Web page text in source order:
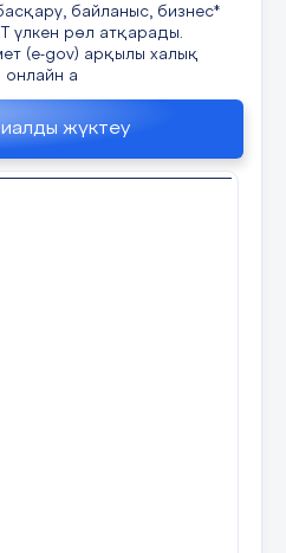
байланыс, бизнес*
үлкен рөл атқарады.
(e-gov) арқылы халық
онлайн а
жүктеу